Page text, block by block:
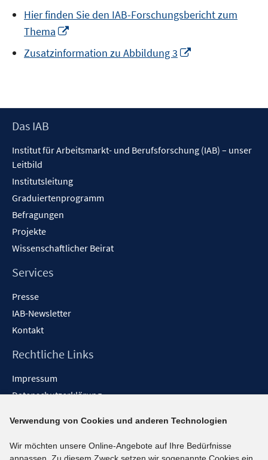
Hier finden Sie den IAB-Forschungsbericht zum
Thema
Fenster
Zusatzinformation zu Abbildung 3
Footer
Das IAB
Institut für Arbeitsmarkt- und Berufsforschung (IAB) – unser
Leitbild
Institutsleitung
Graduiertenprogramm
Befragungen
Projekte
Wissenschaftlicher Beirat
Services
Presse
IAB-Newsletter
Kontakt
Rechtliche Links
Impressum
Datenschutzerklärung
Barrieren melden
Social-Media-Kanäle
Verwendung von Cookies und anderen Technologien
Wir möchten unsere Online-Angebote auf Ihre Bedürfnisse